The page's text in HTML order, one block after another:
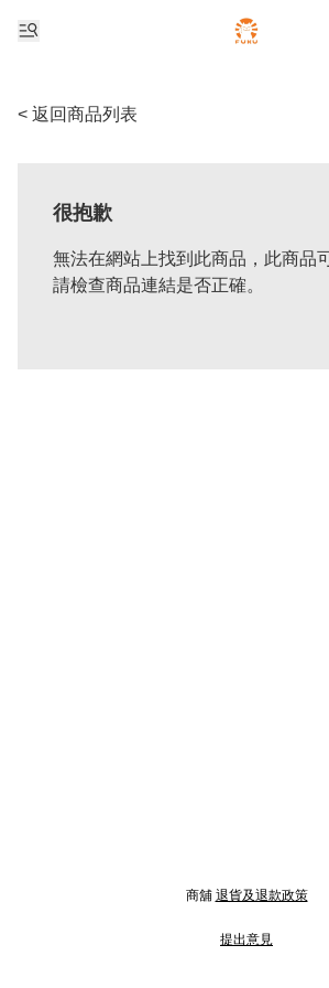
< 返回商品列表
很抱歉
無法在網站上找到此商品，此商品
請檢查商品連結是否正確。
商舖 退貨及退款政策
提出意見